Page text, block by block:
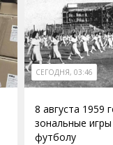
СЕГОДНЯ, 03:46
8 августа 1959
зональные
футболу